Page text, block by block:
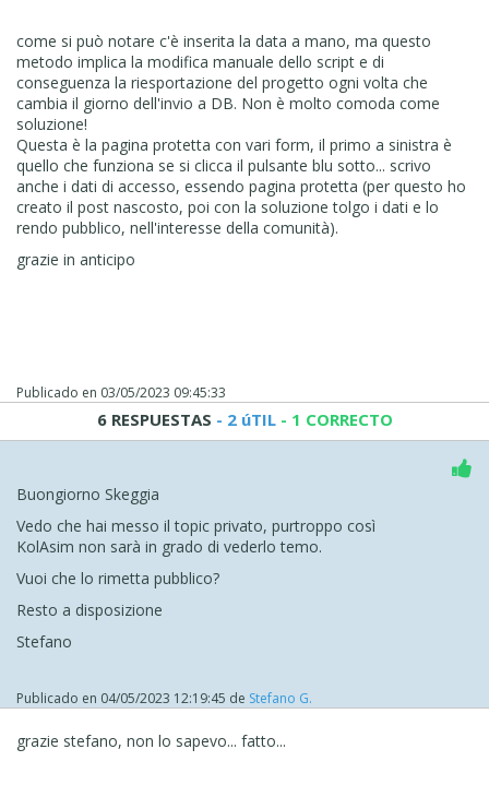
come si può notare c'è inserita la data a mano, ma questo
metodo implica la modifica manuale dello script e di
conseguenza la riesportazione del progetto ogni volta che
cambia il giorno dell'invio a DB. Non è molto comoda come
soluzione!
Questa è la pagina protetta con vari form, il primo a sinistra è
quello che funziona se si clicca il pulsante blu sotto... scrivo
anche i dati di accesso, essendo pagina protetta (per questo ho
creato il post nascosto, poi con la soluzione tolgo i dati e lo
rendo pubblico, nell'interesse della comunità).
grazie in anticipo
Publicado en 03/05/2023 09:45:33
6 RESPUESTAS - 2 úTIL- 1 CORRECTO
Buongiorno Skeggia
Vedo che hai messo il topic privato, purtroppo così
KolAsim non sarà in grado di vederlo temo.
Vuoi che lo rimetta pubblico?
Resto a disposizione
Stefano
Publicado en 04/05/2023 12:19:45 de Stefano G.
grazie stefano, non lo sapevo... fatto...